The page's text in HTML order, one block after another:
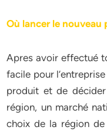
Où lancer le nouveau
Apres avoir effectué
facile pour
produit et de
région, un marché
choix de la région